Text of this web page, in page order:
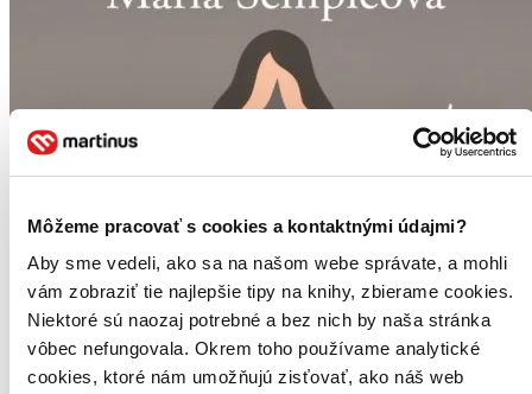
Môžeme pracovať s cookies a kontaktnými údajmi?
Aby sme vedeli, ako sa na našom webe správate, a mohli
vám zobraziť tie najlepšie tipy na knihy, zbierame cookies.
Niektoré sú naozaj potrebné a bez nich by naša stránka
vôbec nefungovala. Okrem toho používame analytické
cookies, ktoré nám umožňujú zisťovať, ako náš web